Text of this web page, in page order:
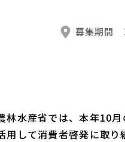
募集期間
林水産省では、本年10
用して消費者啓発に取